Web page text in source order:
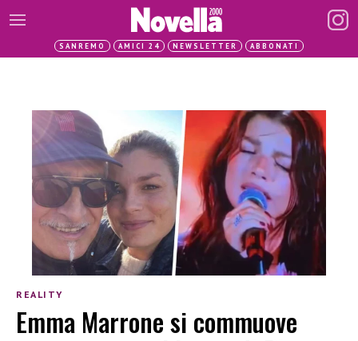
SANREMO AMICI 24 NEWSLETTER ABBONATI
REALITY
Emma Marrone si commuove